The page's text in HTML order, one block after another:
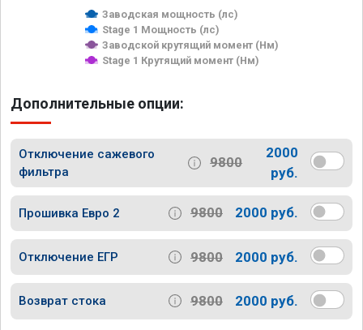
Заводская мощность (лс)
Stage 1 Мощность (лс)
Заводской крутящий момент (Нм)
Stage 1 Крутящий момент (Нм)
Дополнительные опции:
Отключение сажевого
фильтра
9800
2000
руб.
Прошивка Евро 2 9800 2000 руб.
Отключение ЕГР 9800 2000 руб.
Возврат стока 9800 2000 руб.